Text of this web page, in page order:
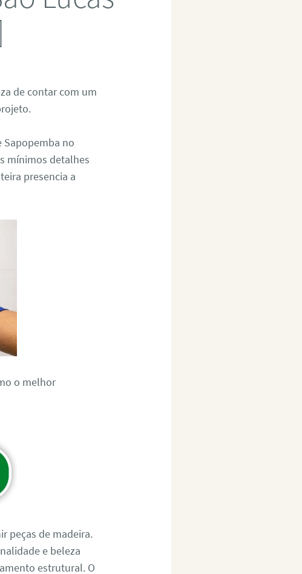
de contar com um
Sapopemba no
mínimos detalhes
presencia a
o melhor
peças de madeira.
e beleza
estrutural. O